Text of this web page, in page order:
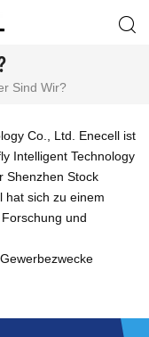
Sind Wir?
Co., Ltd. Enecell ist
Intelligent Technology
Shenzhen Stock
hat sich zu einem
und